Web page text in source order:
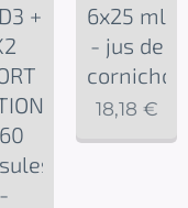
+
-
6x25 ml
- jus de
cornichon
18,18 €